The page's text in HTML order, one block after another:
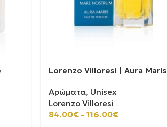
Lorenzo Villoresi | Aura Maris
Αρώματα, Unisex
Lorenzo Villoresi
84.00€ - 116.00€